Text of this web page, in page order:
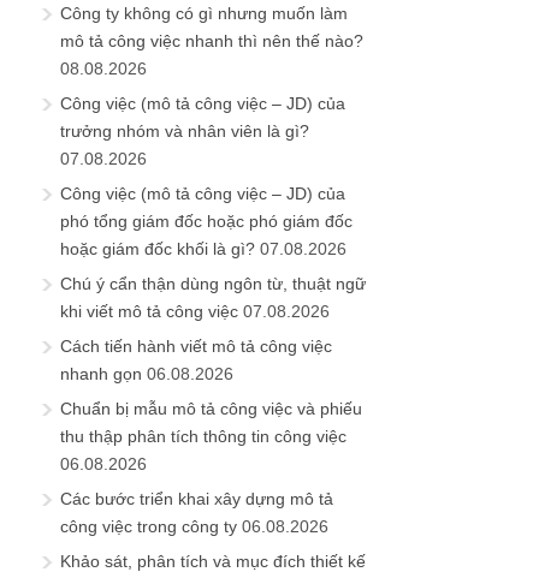
Công ty không có gì nhưng muốn làm
mô tả công việc nhanh thì nên thế nào?
08.08.2026
Công việc (mô tả công việc – JD) của
trưởng nhóm và nhân viên là gì?
07.08.2026
Công việc (mô tả công việc – JD) của
phó tổng giám đốc hoặc phó giám đốc
hoặc giám đốc khối là gì? 07.08.2026
Chú ý cẩn thận dùng ngôn từ, thuật ngữ
khi viết mô tả công việc 07.08.2026
Cách tiến hành viết mô tả công việc
nhanh gọn 06.08.2026
Chuẩn bị mẫu mô tả công việc và phiếu
thu thập phân tích thông tin công việc
06.08.2026
Các bước triển khai xây dựng mô tả
công việc trong công ty 06.08.2026
Khảo sát, phân tích và mục đích thiết kế